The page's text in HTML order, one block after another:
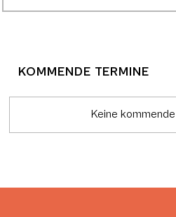
KOMMENDE TERMINE
Keine kommende